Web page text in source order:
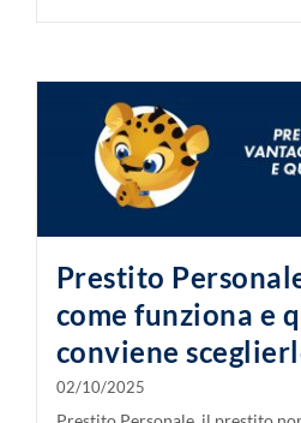
Prestito
come funziona e
conviene
02/10/2025